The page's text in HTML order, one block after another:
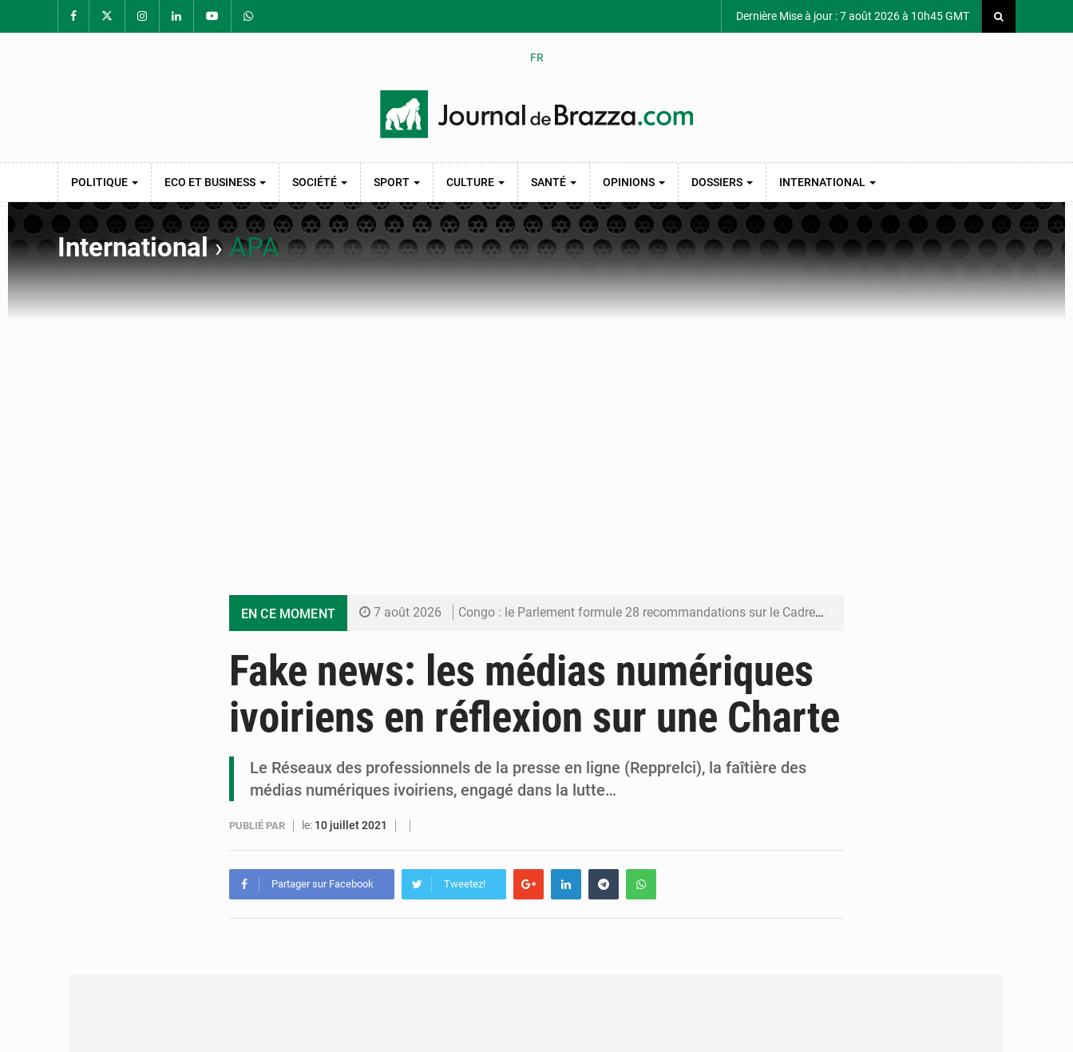
Dernière Mise à jour : 7 août 2026 à 10h45 GMT
FR
POLITIQUE ECO ET BUSINESS SOCIÉTÉ SPORT CULTURE SANTÉ OPINIONS DOSSIERS INTERNATIONAL
International›APA
EN CE MOMENT 7 août 2026 Congo : le Parlement formule 28 recommandations sur le Cadre budgétaire 2027-2029
7 août 2026 Congo : la Grande foire agricole pour renforcer la souveraineté alimentaire
7 août 2026 Congo-RDC : Brazzaville et Kinshasa renforcent leur coopération en faveur de la jeunesse
Fake news: les médias numériques
ivoiriens en réflexion sur une Charte
Le Réseaux des professionnels de la presse en ligne (Repprelci), la faîtière des
médias numériques ivoiriens, engagé dans la lutte…
PUBLIÉ PAR le: 10 juillet 2021
Partager sur Facebook Tweetez!